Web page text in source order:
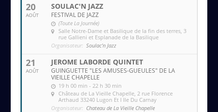
20
AOÛT
SOULAC'N JAZZ
FESTIVAL DE JAZZ
(Toute La Journée)
Salle Notre-Dame et Basilique de la fin des terres , 3
rue Gallieni et Esplanade de la Basilique
Organisateur: Soulac'n Jazz
21
AOÛT
JEROME LABORDE QUINTET
GUINGUETTE "LES AMUSES-GUEULES" DE LA
VIEILLE CHAPELLE
19 h 00 min - 22 h 30 min
Château de La Vieille Chapelle , 2 rue Florence
Arthaud 33240 Lugon Et l Ile Du Carnay
Organisateur: Chateau de La Vieille Chapelle